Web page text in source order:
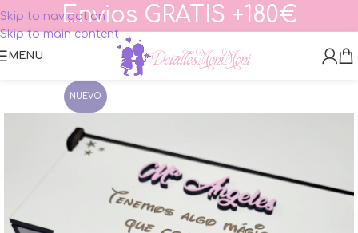
Skip to navigation
Skip to main content
Envios GRATIS +180€
MENU
NUEVO